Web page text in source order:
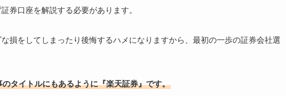
券口座を解説する必要があります。
損をしてしまったり後悔するハメになりますから、最初の一歩の証券会社選
タイトルにもあるように『楽天証券』です。